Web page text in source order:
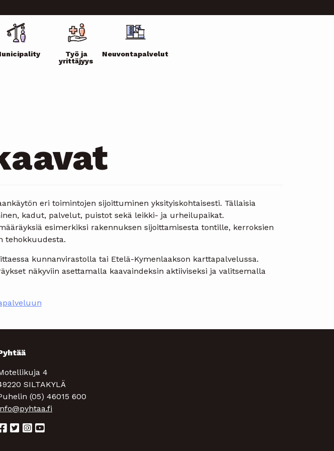
Työ ja
yrittäjyys
Neuvontapalvelut
eri toimintojen sijoittuminen yksityiskohtaisesti. Tällaisia
kadut, palvelut, puistot sekä leikki- ja urheilupaikat.
esimerkiksi rakennuksen sijoittamisesta tontille, kerroksien
tehokkuudesta.
kunnanvirastolla tai Etelä-Kymenlaakson karttapalvelussa.
näkyviin asettamalla kaavaindeksin aktiiviseksi ja valitsemalla
4
SILTAKYLÄ
(05) 46015 600